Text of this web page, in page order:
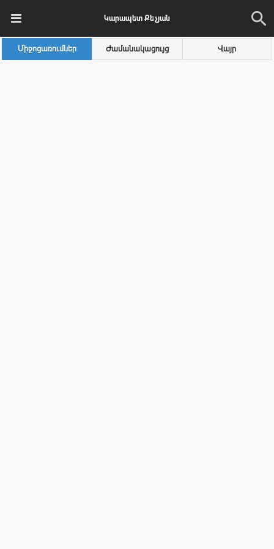
Կարապետ Քեչյան
Միջոցառումներ Ժամանակացույց Վայր